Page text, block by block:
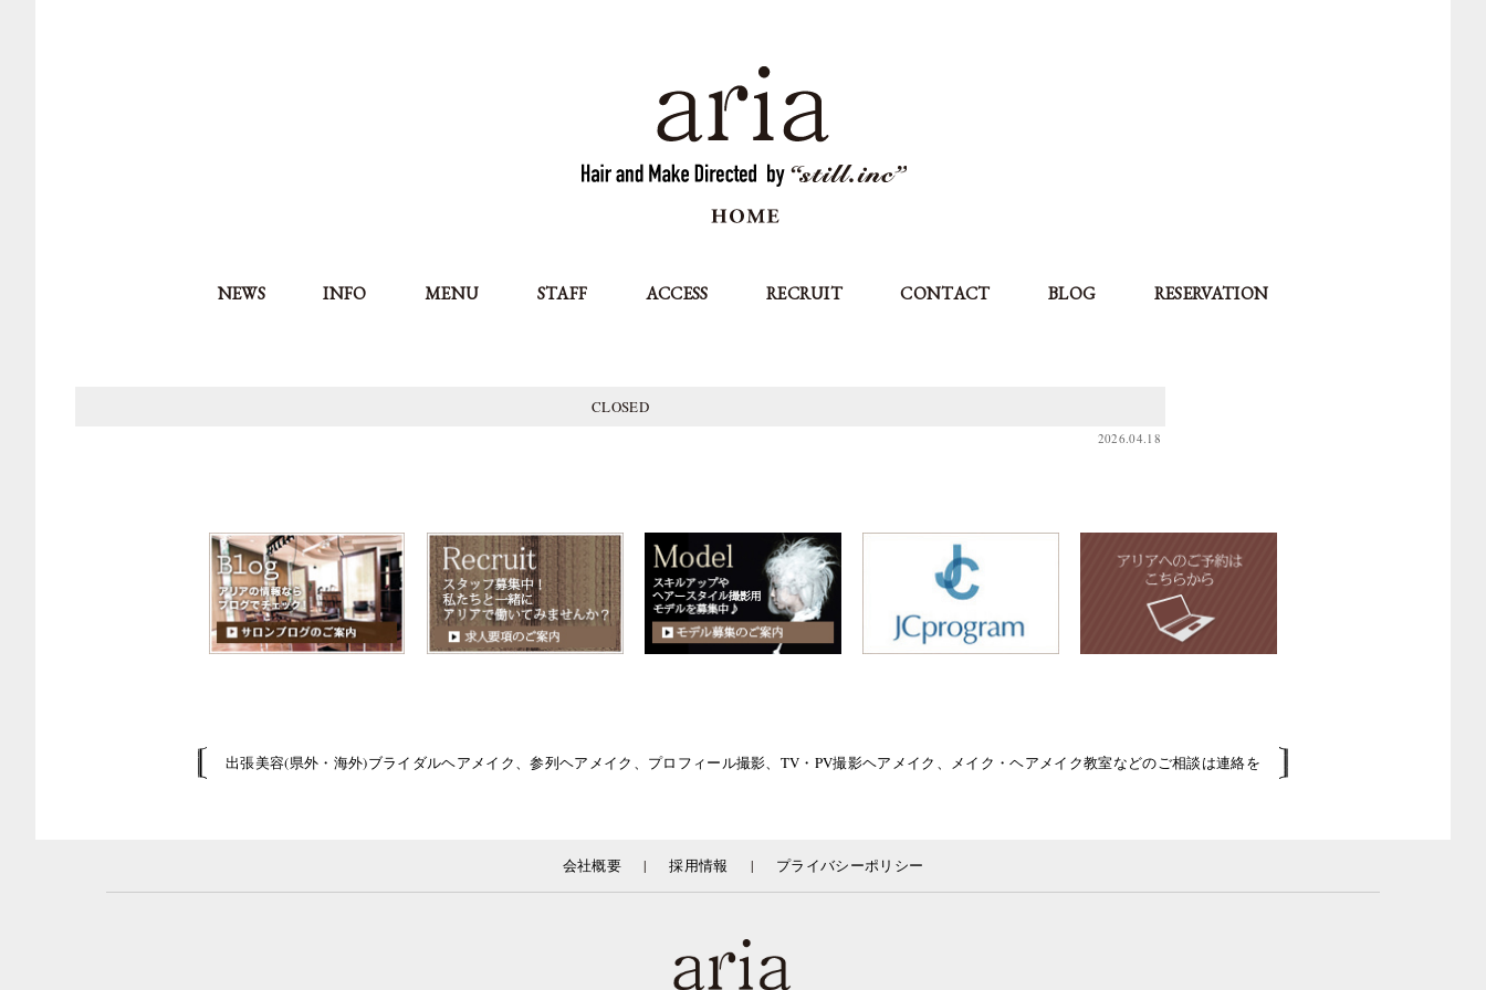
NEWS INFO MENU STAFF ACCESS RECRUIT CONTACT BLOG RESERVATION
CLOSED
2026.04.18
出張美容(県外・海外)ブライダルヘアメイク、参列ヘアメイク、プロフィール撮影、TV・PV撮影ヘアメイク、メイク・ヘアメイク教室などのご相談は連絡を
会社概要 | 採用情報 | プライバシーポリシー